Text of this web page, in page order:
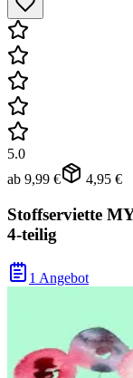
5.0
ab 9,99 € 4,95 €
Stoffserviette
4-teilig
1 Angebot